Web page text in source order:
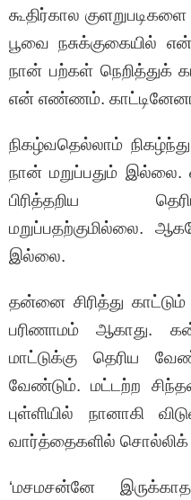
கூதிர்கால
பூவை நசுக்குகையில்
நான் பற்கள் நெறித்துக்
என் எண்ணம்.
நிகழ்வதெல்லாம்
நான் மறுப்பதும்
பிரித்தறிய
மறுப்பதற்குமில்லை.
இல்லை.
தன்னை சிரித்து காட்டும்
பரிணாமம் ஆகாது.
மாட்டுக்கு தெரிய
வேண்டும். மட்டற்ற
புள்ளியில் நானாகி
வார்த்தைகளில் சொல்லிக்
‘மசமசன்னே